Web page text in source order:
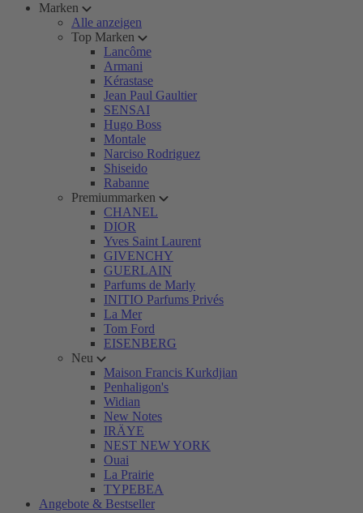
Marken
Alle anzeigen
Top Marken
Lancôme
Armani
Kérastase
Jean Paul Gaultier
SENSAI
Hugo Boss
Montale
Narciso Rodriguez
Shiseido
Rabanne
Premiummarken
CHANEL
DIOR
Yves Saint Laurent
GIVENCHY
GUERLAIN
Parfums de Marly
INITIO Parfums Privés
La Mer
Tom Ford
EISENBERG
Neu
Maison Francis Kurkdjian
Penhaligon's
Widian
New Notes
IRÄYE
NEST NEW YORK
Ouai
La Prairie
TYPEBEA
Angebote & Bestseller